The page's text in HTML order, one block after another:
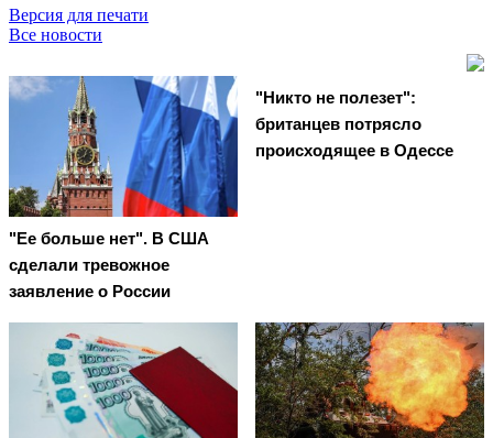
Версия для печати
Все новости
"Ее больше нет". В США
сделали тревожное
заявление о России
"Никто не полезет":
британцев потрясло
происходящее в Одессе